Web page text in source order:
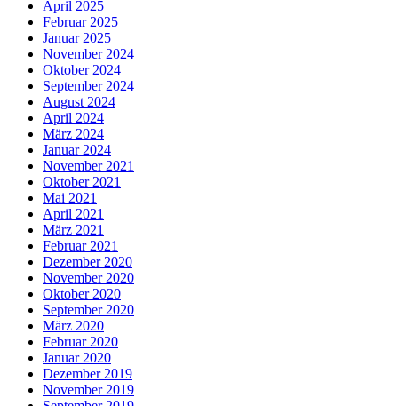
April 2025
Februar 2025
Januar 2025
November 2024
Oktober 2024
September 2024
August 2024
April 2024
März 2024
Januar 2024
November 2021
Oktober 2021
Mai 2021
April 2021
März 2021
Februar 2021
Dezember 2020
November 2020
Oktober 2020
September 2020
März 2020
Februar 2020
Januar 2020
Dezember 2019
November 2019